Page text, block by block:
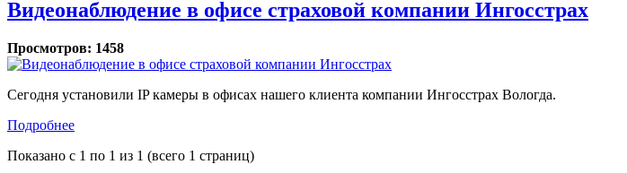
Видеонаблюдение в офисе страховой компании Ингосстрах
Просмотров: 1458
Сегодня установили IP камеры в офисах нашего клиента компании Ингосстрах Вологда.
Подробнее
Показано с 1 по 1 из 1 (всего 1 страниц)